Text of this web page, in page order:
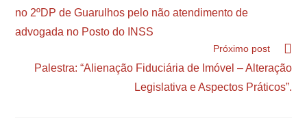
no 2ºDP de Guarulhos pelo não atendimento de
advogada no Posto do INSS
Próximo post
Palestra: “Alienação Fiduciária de Imóvel – Alteração
Legislativa e Aspectos Práticos”.